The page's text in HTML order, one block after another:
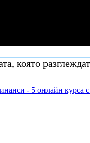
която
- 5 онлайн курса